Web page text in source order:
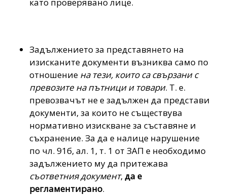
като проверявано лице.
Задължението за представянето на
изисканите документи възниква само по
отношение на тези, които са свързани с
превозите на пътници и товари. Т. е.
превозвачът не е задължен да представи
документи, за които не съществува
нормативно изискване за съставяне и
съхранение. За да е налице нарушение
по чл. 91б, ал. 1, т. 1 от ЗАП е необходимо
задължението му да притежава
съответния документ, да е
регламентирано.